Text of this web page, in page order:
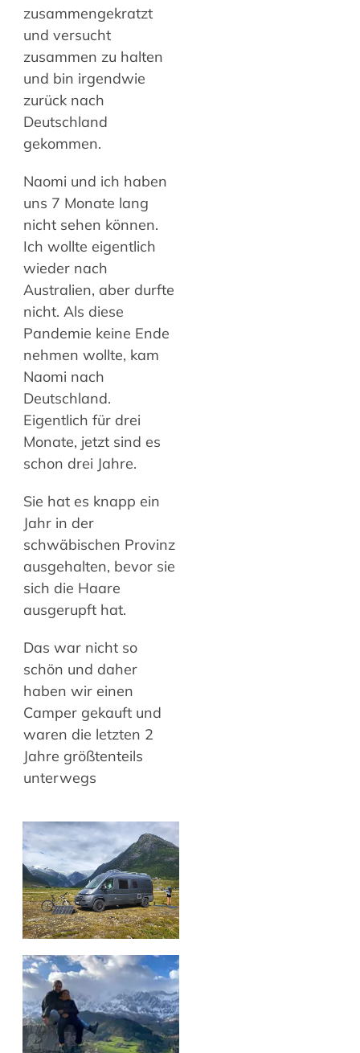
zusammengekratzt
und versucht
zusammen zu halten
und bin irgendwie
zurück nach
Deutschland
gekommen.
Naomi und ich haben
uns 7 Monate lang
nicht sehen können.
Ich wollte eigentlich
wieder nach
Australien, aber durfte
nicht. Als diese
Pandemie keine Ende
nehmen wollte, kam
Naomi nach
Deutschland.
Eigentlich für drei
Monate, jetzt sind es
schon drei Jahre.
Sie hat es knapp ein
Jahr in der
schwäbischen Provinz
ausgehalten, bevor sie
sich die Haare
ausgerupft hat.
Das war nicht so
schön und daher
haben wir einen
Camper gekauft und
waren die letzten 2
Jahre größtenteils
unterwegs